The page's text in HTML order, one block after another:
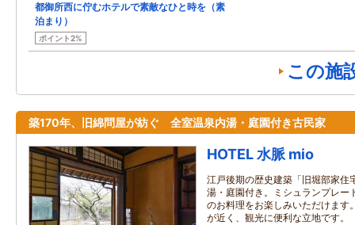
都御所西に佇むホテルで素敵なひと時を（素
泊まり）
ポイント2%
この施
築170年、旧綿問屋が紡ぐ 全室温泉内湯・庭園付き古民家
HOTEL 水脈 mio
江戸後期の歴史建築「旧堀部家住
湯・庭園付き。ミシュランプレー
のお料理をお楽しみいただけます
が近く、観光に便利な立地です。